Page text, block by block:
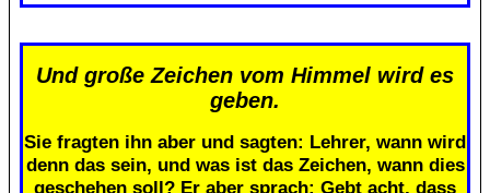
Und große Zeichen vom Himmel wird es
geben.
Sie fragten ihn aber und sagten: Lehrer, wann wird
denn das sein, und was ist das Zeichen, wann dies
geschehen soll? Er aber sprach: Gebt acht, dass